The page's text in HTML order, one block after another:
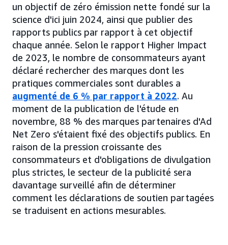
un objectif de zéro émission nette fondé sur la
science d'ici juin 2024, ainsi que publier des
rapports publics par rapport à cet objectif
chaque année. Selon le rapport Higher Impact
de 2023, le nombre de consommateurs ayant
déclaré rechercher des marques dont les
pratiques commerciales sont durables a
augmenté de 6 % par rapport à 2022. Au
moment de la publication de l'étude en
novembre, 88 % des marques partenaires d'Ad
Net Zero s'étaient fixé des objectifs publics. En
raison de la pression croissante des
consommateurs et d'obligations de divulgation
plus strictes, le secteur de la publicité sera
davantage surveillé afin de déterminer
comment les déclarations de soutien partagées
se traduisent en actions mesurables.